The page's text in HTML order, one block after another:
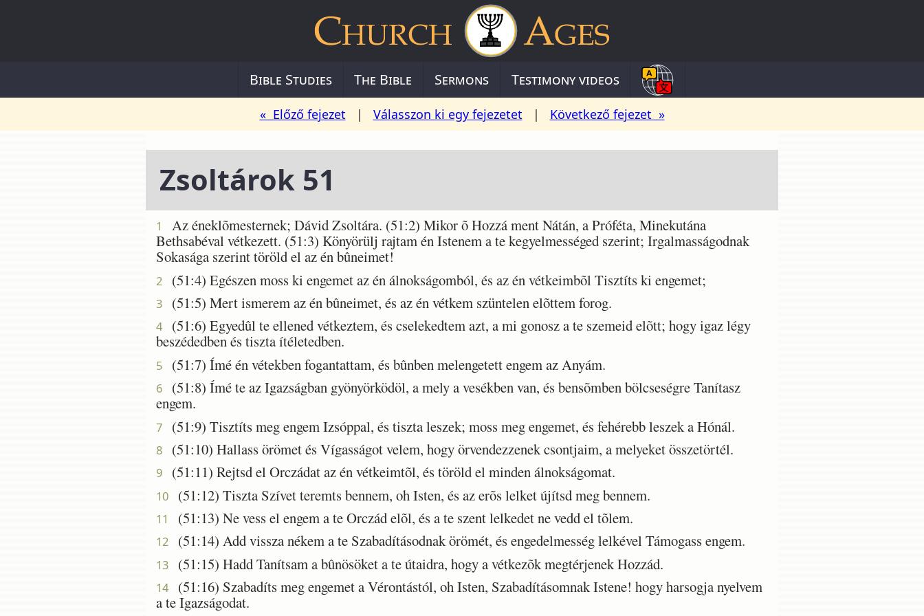
Bible Studies The Bible Sermons Testimony videos
« Előző fejezet | Válasszon ki egy fejezetet | Következő fejezet »
Zsoltárok 51
1
Az éneklõmesternek; Dávid Zsoltára. (51:2) Mikor õ Hozzá ment Nátán, a Próféta, Minekutána
Bethsabéval vétkezett. (51:3) Könyörülj rajtam én Istenem a te kegyelmességed szerint; Irgalmasságodnak
Sokasága szerint töröld el az én bûneimet!
2 (51:4) Egészen moss ki engemet az én álnokságomból, és az én vétkeimbõl Tisztíts ki engemet;
3 (51:5) Mert ismerem az én bûneimet, és az én vétkem szüntelen elõttem forog.
4
(51:6) Egyedûl te ellened vétkeztem, és cselekedtem azt, a mi gonosz a te szemeid elõtt; hogy igaz légy
beszédedben és tiszta ítéletedben.
5 (51:7) Ímé én vétekben fogantattam, és bûnben melengetett engem az Anyám.
6
(51:8) Ímé te az Igazságban gyönyörködöl, a mely a vesékben van, és bensõmben bölcseségre Tanítasz
engem.
7 (51:9) Tisztíts meg engem Izsóppal, és tiszta leszek; moss meg engemet, és fehérebb leszek a Hónál.
8 (51:10) Hallass örömet és Vígasságot velem, hogy örvendezzenek csontjaim, a melyeket összetörtél.
9 (51:11) Rejtsd el Orczádat az én vétkeimtõl, és töröld el minden álnokságomat.
10 (51:12) Tiszta Szívet teremts bennem, oh Isten, és az erõs lelket újítsd meg bennem.
11 (51:13) Ne vess el engem a te Orczád elõl, és a te szent lelkedet ne vedd el tõlem.
12 (51:14) Add vissza nékem a te Szabadításodnak örömét, és engedelmesség lelkével Támogass engem.
13 (51:15) Hadd Tanítsam a bûnösöket a te útaidra, hogy a vétkezõk megtérjenek Hozzád.
14
(51:16) Szabadíts meg engemet a Vérontástól, oh Isten, Szabadításomnak Istene! hogy harsogja nyelvem
a te Igazságodat.